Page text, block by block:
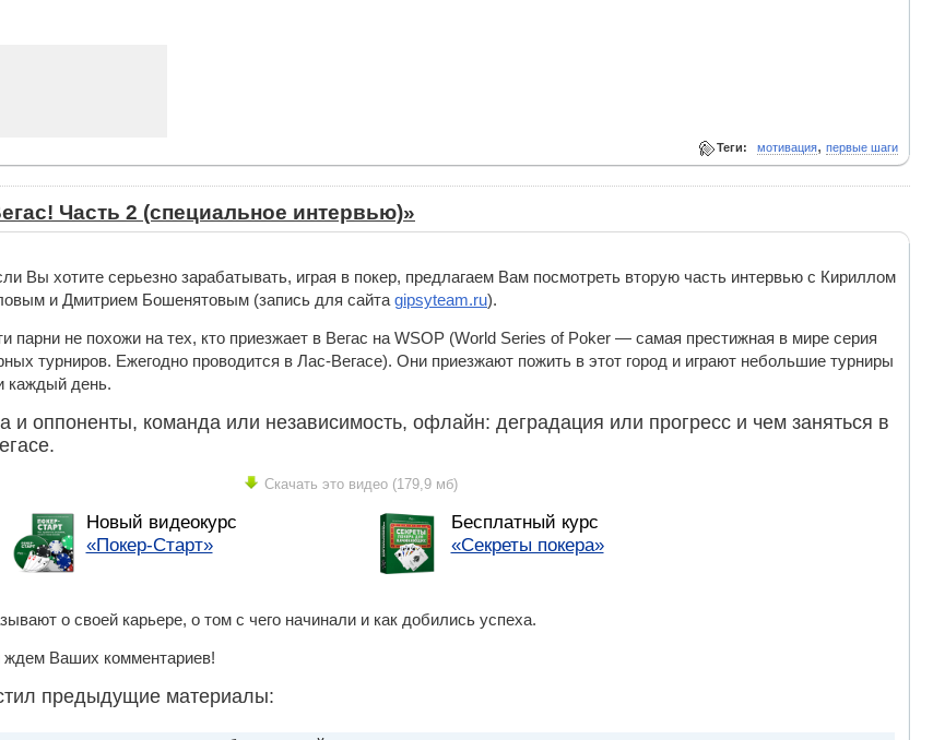
Теги: мотивация, первые шаги
Часть 2 (специальное интервью)»
Вы хотите серьезно зарабатывать, играя в покер, предлагаем Вам посмотреть вторую часть интервью с Кириллом
и Дмитрием Бошенятовым (запись для сайта gipsyteam.ru).
парни не похожи на тех, кто приезжает в Вегас на WSOP (World Series of Poker — самая престижная в мире серия
турниров. Ежегодно проводится в Лас-Вегасе). Они приезжают пожить в этот город и играют небольшие турниры
каждый день.
и оппоненты, команда или независимость, офлайн: деградация или прогресс и чем заняться в
Скачать это видео (179,9 мб)
Новый видеокурс
«Покер-Старт»
Бесплатный курс
«Секреты покера»
о своей карьере, о том с чего начинали и как добились успеха.
ждем Ваших комментариев!
предыдущие материалы: